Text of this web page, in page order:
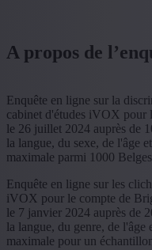
A propos de
Enquête en ligne sur la
cabinet d'études iVOX pour
le 26 juillet 2024 auprès de
la langue, du sexe, de l'âge
maximale parmi 1000
Enquête en ligne sur les
iVOX pour le compte de
le 7 janvier 2024 auprès de
la langue, du genre, de
maximale pour un